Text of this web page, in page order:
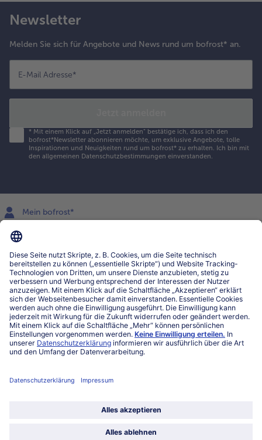
Newsletter
Melden Sie sich für Angebote und News rund um bofrost* an.
E-Mail Adresse*
* Mit einem Klick auf „Jetzt anmelden" bestätige ich, dass ich den
bofrost*Newsletter abonnieren möchte, um exklusive Angebote, tolle
Inspirationen und Neuigkeiten rund um bofrost* zu erhalten. Ich bin mit
den allgemeinen Datenschutzbestimmungen einverstanden.
Mein bofrost*
www.bofrost.lu
027863232
Mo-Fr. von 7 bis 20 Uhr
Service
Über bofrost*